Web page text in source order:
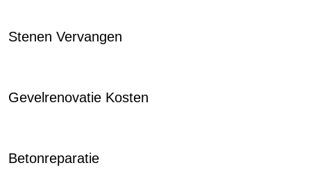
Stenen Vervangen
Gevelrenovatie Kosten
Betonreparatie